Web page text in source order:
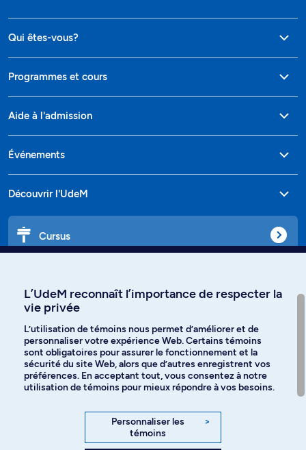
Qui êtes-vous?
Programmes et cours
Aide à l'admission
Événements
Découvrir l'UdeM
Cursus
Langues
Facebook Instagram
YouTube
L’UdeM reconnaît l’importance de respecter la
vie privée
L’utilisation de témoins nous permet d’améliorer et de
personnaliser votre expérience Web. Certains témoins
sont obligatoires pour assurer le fonctionnement et la
sécurité du site Web, alors que d’autres enregistrent vos
préférences. En acceptant tout, vous consentez à notre
utilisation de témoins pour mieux répondre à vos besoins.
Personnaliser les
témoins
>